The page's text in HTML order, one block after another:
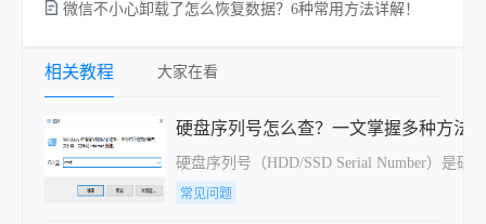
微信不小心卸载了怎么恢复数据？6种常用方法详解！
相关教程 大家在看
硬盘序列号怎么查？一文掌握多种方法
硬盘序列号（HDD/SSD Serial Number）是
常见问题